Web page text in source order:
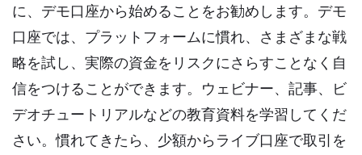
に、デモ口座から始めることをお勧めします。デモ
口座では、プラットフォームに慣れ、さまざまな戦
略を試し、実際の資金をリスクにさらすことなく自
信をつけることができます。ウェビナー、記事、ビ
デオチュートリアルなどの教育資料を学習してくだ
さい。慣れてきたら、少額からライブ口座で取引を